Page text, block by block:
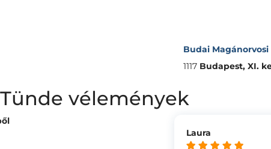
Budai
1117 Budapest, XI.
Tünde vélemények
Laura